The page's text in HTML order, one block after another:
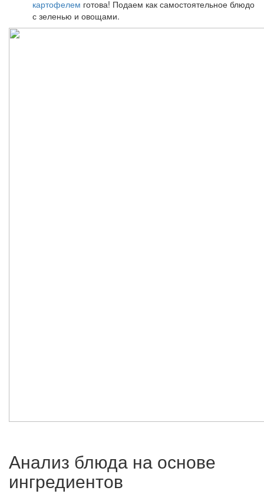
картофелем готова! Подаем как самостоятельное блюдо
с зеленью и овощами.
Анализ блюда на основе
ингредиентов